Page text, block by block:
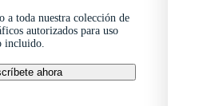
a toda nuestra colección de
autorizados para uso
incluido.
ahora